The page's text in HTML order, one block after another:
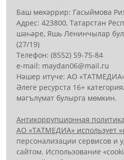
Баш мөхәррир: Гасыймова
Адрес: 423800, Татарстан
шәһәре, Яшь Ленинчылар
(27/19)
Телефон: (8552) 59-75-84
е-mail: mауdаn06@mail.гu
Нәшер итүче: АО
Әлеге ресурста 16+
мәгълүмат булырга мөмкин.
Антикоррупционная политика
АО «ТАТМЕДИА» использует
персонализации сервисов и
сайтом. Использование